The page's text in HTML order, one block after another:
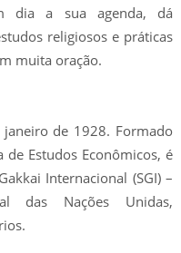
dia a sua agenda, dá
religiosos e práticas
muita oração.
de 1928. Formado
de Estudos Econômicos, é
Internacional (SGI) –
das Nações Unidas,